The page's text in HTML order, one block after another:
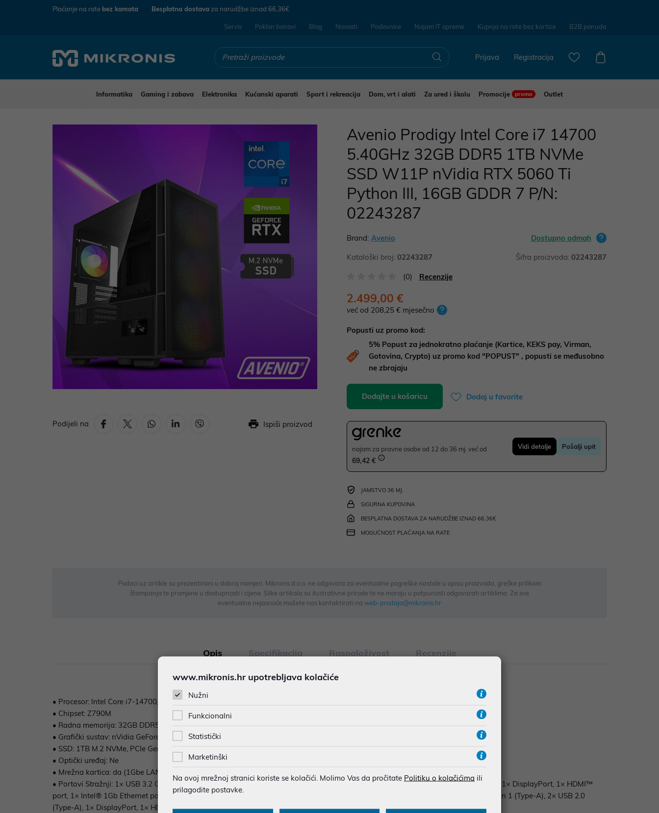
Plaćanje na rate bez kamata Besplatna dostava za narudžbe iznad 66,36€
Servis Poklon bonovi Blog Novosti Poslovnice Najam IT opreme Kupnja na rate bez kartice B2B ponuda
Registracija
Prijava
Informatika Gaming i zabava Elektronika Kućanski aparati Sport i rekreacija Dom, vrt i alati Za ured i školu Promocije promo
Outlet
Podijeli na Ispiši proizvod
Avenio Prodigy Intel Core i7 14700
5.40GHz 32GB DDR5 1TB NVMe
SSD W11P nVidia RTX 5060 Ti
Python III, 16GB GDDR 7 P/N:
02243287
Brand: Avenio Dostupno odmah
Kataloški broj: 02243287 Šifra proizvoda: 02243287
(0) Recenzije
2.499,00 €
već od 208,25 € mjesečno
Popusti uz promo kod:
5% Popust za jednokratno plaćanje (Kartice, KEKS pay, Virman,
Gotovina, Crypto) uz promo kod "POPUST" , popusti se međusobno
ne zbrajaju
Dodajte u košaricu Dodaj u favorite
najam za pravne osobe od 12 do 36 mj. već od
69,42 €
Vidi detalje Pošalji upit
JAMSTVO 36 MJ.
SIGURNA KUPOVINA
BESPLATNA DOSTAVA ZA NARUDŽBE IZNAD 66,36€
MOGUĆNOST PLAĆANJA NA RATE
Podaci uz artikle su prezentirani u dobroj namjeri. Mikronis d.o.o. ne odgovara za eventualne pogreške nastale u opisu proizvoda, greške prilikom
štampanja te promjene u dostupnosti i cijene. Slike artikala su ilustrativne prirode te ne moraju u potpunosti odgovarati artiklima. Za sve
eventualne nejasnoće možete nas kontaktirati na web-prodaja@mikronis.hr
Opis Specifikacija Raspoloživost Recenzije
• Procesor: Intel Core i7-14700, 20C/28T, 1.50GHz/5.40GHz, 33MB, Socket 1700
• Chipset: Z790M
• Radna memorija: 32GB DDR5 5600MT/s
• Grafički sustav: nVidia GeForce RTX 5060 Ti Python III, 16GB GDDR7
• SSD: 1TB M.2 NVMe, PCIe Gen4x4, 6000/4000 MB/s
• Optički uređaj: Ne
• Mrežna kartica: da (1Gbe LAN)
• Portovi Stražnji: 1× USB 3.2 Gen 2x2 (USB Type-C®), 1× USB 3.2 Gen 2 (Type-A), 4× USB 3.2 Gen 1 (Type-A), 2× USB 2.0 (Type-A), 1× DisplayPort, 1× HDMI™
port, 1× Intel® 1Gb Ethernet port, 3× audio priključka1× USB 3.2 Gen 2x2 (USB Type-C®), 1× USB 3.2 Gen 2 (Type-A), 4× USB 3.2 Gen 1 (Type-A), 2× USB 2.0
(Type-A), 1× DisplayPort, 1× HDMI™ port, 1× Intel® 1Gb Ethernet port, 3× audio priključka
www.mikronis.hr upotrebljava kolačiće
Nužni
Funkcionalni
Statistički
Marketinški
Na ovoj mrežnoj stranici koriste se kolačići. Molimo Vas da pročitate Politiku o kolačićima ili
prilagodite postavke.